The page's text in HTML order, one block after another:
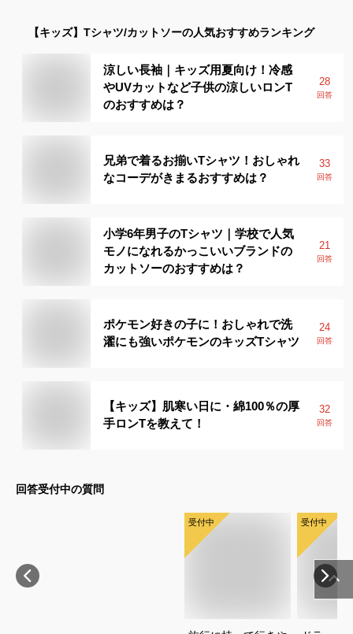
【キッズ】 Tシャツ/カットソーの人気おすすめランキング
涼しい長袖｜キッズ用夏向け！冷感
やUVカットなど子供の涼しいロンT
のおすすめは？
28
回答
兄弟で着るお揃いTシャツ！おしゃれ
なコーデがきまるおすすめは？
33
回答
小学6年男子のTシャツ｜学校で人気
モノになれるかっこいいブランドの
カットソーのおすすめは？
21
回答
ポケモン好きの子に！おしゃれで洗
濯にも強いポケモンのキッズTシャツ
24
回答
【キッズ】肌寒い日に・綿100％の厚
手ロンTを教えて！
32
回答
回答受付中の質問
受付中 受付中